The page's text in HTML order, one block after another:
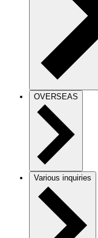
OVERSEAS
Various inquiries